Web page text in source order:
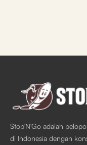
Stop'N'Go adalah
di Indonesia dengan